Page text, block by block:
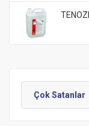
Çok Satanlar